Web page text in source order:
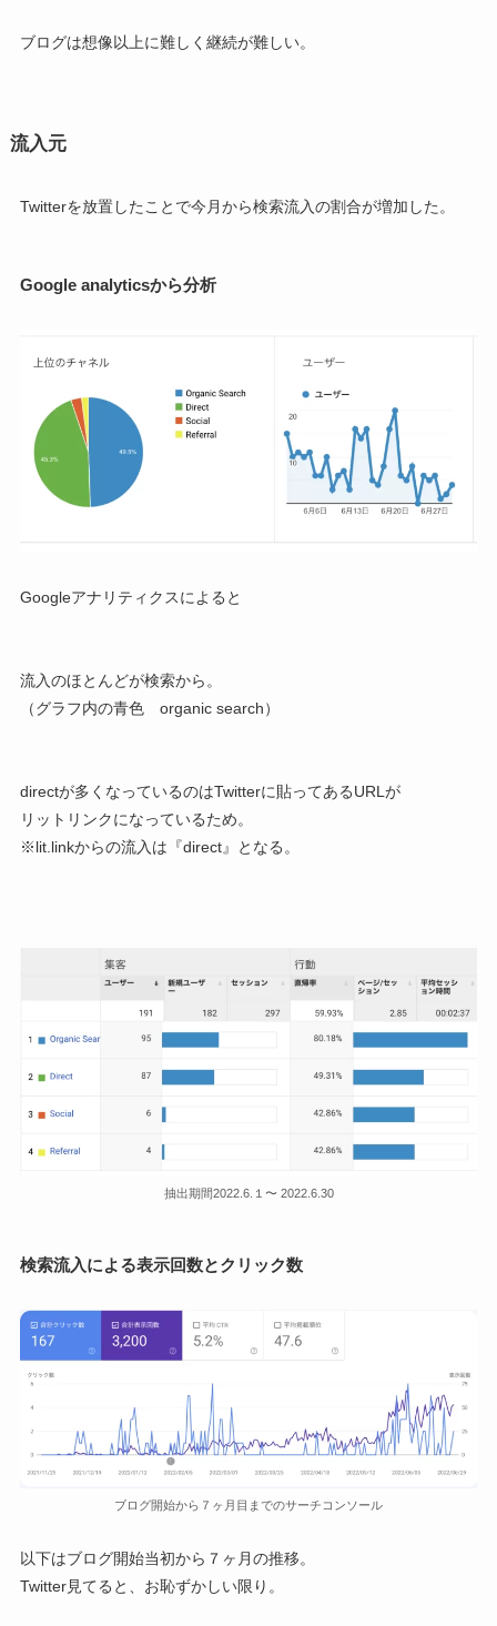
ブログは想像以上に難しく継続が難しい。
流入元
Twitterを放置したことで今月から検索流入の割合が増加した。
Google analyticsから分析
Googleアナリティクスによると
流入のほとんどが検索から。
（グラフ内の青色 organic search）
directが多くなっているのはTwitterに貼ってあるURLが
リットリンクになっているため。
※lit.linkからの流入は『direct』となる。
抽出期間2022.6.１〜 2022.6.30
検索流入による表示回数とクリック数
ブログ開始から７ヶ月目までのサーチコンソール
以下はブログ開始当初から７ヶ月の推移。
Twitter見てると、お恥ずかしい限り。